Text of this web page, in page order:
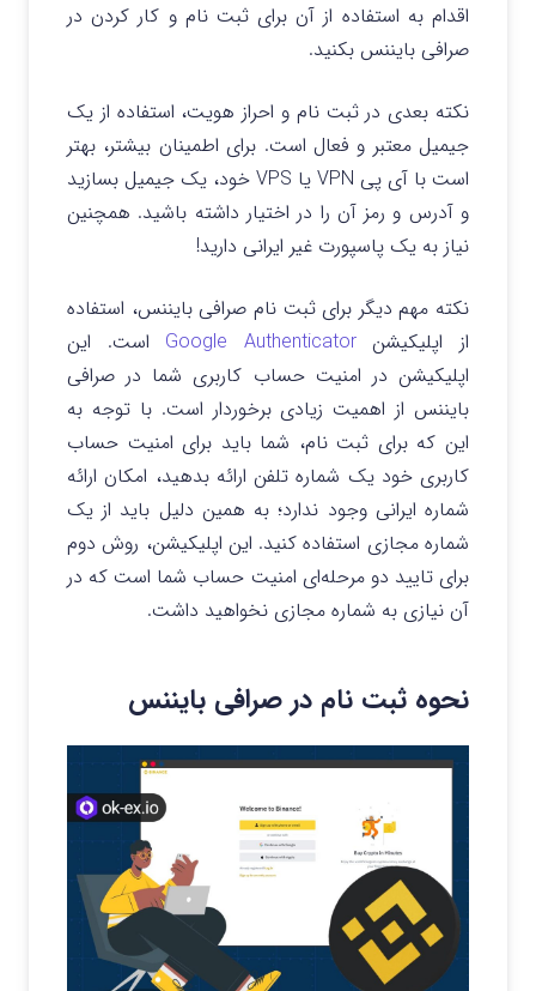
اقدام به استفاده از آن برای ثبت نام و کار کردن در
صرافی بایننس بکنید.
نکته بعدی در ثبت نام و احراز هویت، استفاده از یک
جیمیل معتبر و فعال است. برای اطمینان بیشتر، بهتر
است با آی پی VPN یا VPS خود، یک جیمیل بسازید
و آدرس و رمز آن را در اختیار داشته باشید. همچنین
نیاز به یک پاسپورت غیر ایرانی دارید!
نکته مهم دیگر برای ثبت نام صرافی بایننس، استفاده
از اپلیکیشنGoogle Authenticator است. این
اپلیکیشن در امنیت حساب کاربری شما در صرافی
بایننس از اهمیت زیادی برخوردار است. با توجه به
این که برای ثبت نام، شما باید برای امنیت حساب
کاربری خود یک شماره تلفن ارائه بدهید، امکان ارائه
شماره ایرانی وجود ندارد؛ به همین دلیل باید از یک
شماره مجازی استفاده کنید. این اپلیکیشن، روش دوم
برای تایید دو مرحله‌ای امنیت حساب شما است که در
آن نیازی به شماره مجازی نخواهید داشت.
نحوه ثبت نام در صرافی بایننس